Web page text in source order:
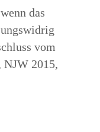
das
vom
NJW 2015,